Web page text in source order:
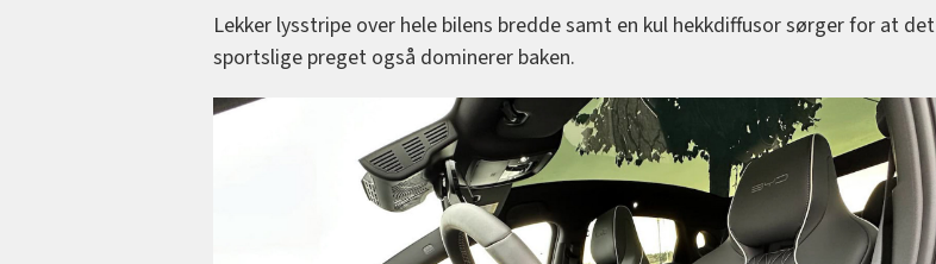
Lekker lysstripe over hele bilens bredde samt en kul hekkdiffusor sørger for at det
sportslige preget også dominerer baken.